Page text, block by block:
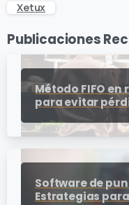
Xetux
Publicaciones
Método FIFO
para evitar
Software de
Estrategias